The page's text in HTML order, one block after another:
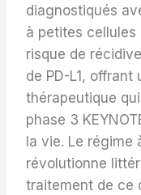
diagnostiqués
à petites cellules
risque de
de PD-L1,
thérapeutique
phase 3
la vie. Le régime
révolutionne
traitement de ce